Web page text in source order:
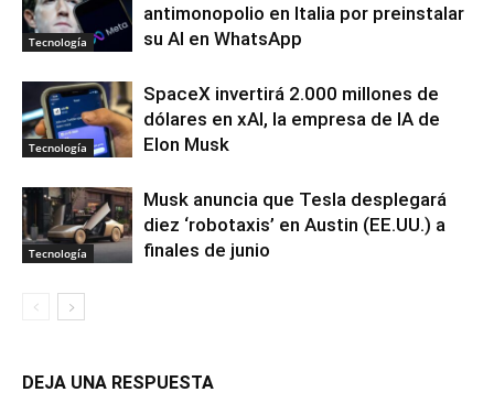
Tecnología
antimonopolio en Italia por preinstalar
su AI en WhatsApp
Tecnología
SpaceX invertirá 2.000 millones de
dólares en xAI, la empresa de IA de
Elon Musk
Tecnología
Musk anuncia que Tesla desplegará
diez ‘robotaxis’ en Austin (EE.UU.) a
finales de junio
DEJA UNA RESPUESTA